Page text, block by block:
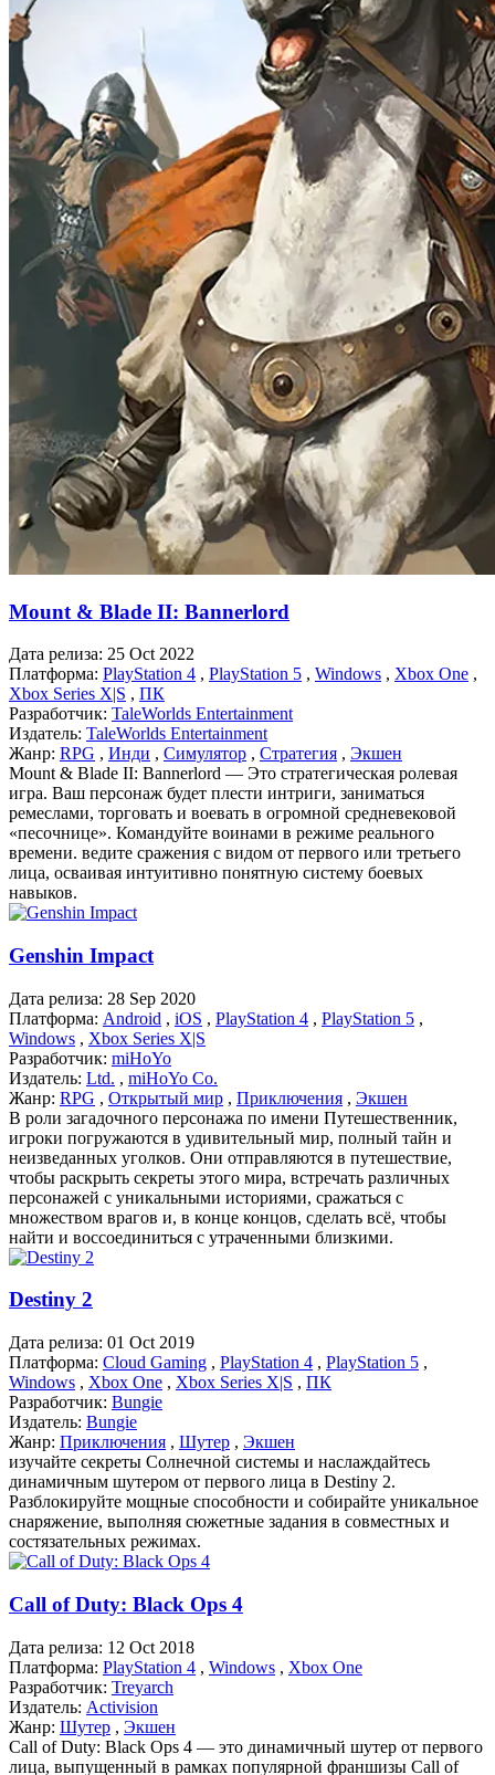
Mount & Blade II: Bannerlord
Дата релиза: 25 Oct 2022
Платформа: PlayStation 4 , PlayStation 5 , Windows , Xbox One ,
Xbox Series X|S , ПК
Разработчик: TaleWorlds Entertainment
Издатель: TaleWorlds Entertainment
Жанр: RPG , Инди , Симулятор , Стратегия , Экшен
Mount & Blade II: Bannerlord — Это стратегическая ролевая
игра. Ваш персонаж будет плести интриги, заниматься
ремеслами, торговать и воевать в огромной средневековой
«песочнице». Командуйте воинами в режиме реального
времени. ведите сражения с видом от первого или третьего
лица, осваивая интуитивно понятную систему боевых
навыков.
Genshin Impact
Дата релиза: 28 Sep 2020
Платформа: Android , iOS , PlayStation 4 , PlayStation 5 ,
Windows , Xbox Series X|S
Разработчик: miHoYo
Издатель: Ltd. , miHoYo Co.
Жанр: RPG , Открытый мир , Приключения , Экшен
В роли загадочного персонажа по имени Путешественник,
игроки погружаются в удивительный мир, полный тайн и
неизведанных уголков. Они отправляются в путешествие,
чтобы раскрыть секреты этого мира, встречать различных
персонажей с уникальными историями, сражаться с
множеством врагов и, в конце концов, сделать всё, чтобы
найти и воссоединиться с утраченными близкими.
Destiny 2
Дата релиза: 01 Oct 2019
Платформа: Cloud Gaming , PlayStation 4 , PlayStation 5 ,
Windows , Xbox One , Xbox Series X|S , ПК
Разработчик: Bungie
Издатель: Bungie
Жанр: Приключения , Шутер , Экшен
изучайте секреты Солнечной системы и наслаждайтесь
динамичным шутером от первого лица в Destiny 2.
Разблокируйте мощные способности и собирайте уникальное
снаряжение, выполняя сюжетные задания в совместных и
состязательных режимах.
Call of Duty: Black Ops 4
Дата релиза: 12 Oct 2018
Платформа: PlayStation 4 , Windows , Xbox One
Разработчик: Treyarch
Издатель: Activision
Жанр: Шутер , Экшен
Call of Duty: Black Ops 4 — это динамичный шутер от первого
лица, выпущенный в рамках популярной франшизы Call of